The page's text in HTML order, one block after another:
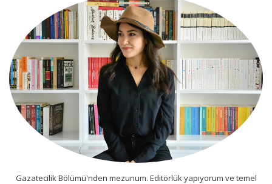
Gazatecilik Bölümü'nden mezunum. Editörlük yapıyorum ve temel